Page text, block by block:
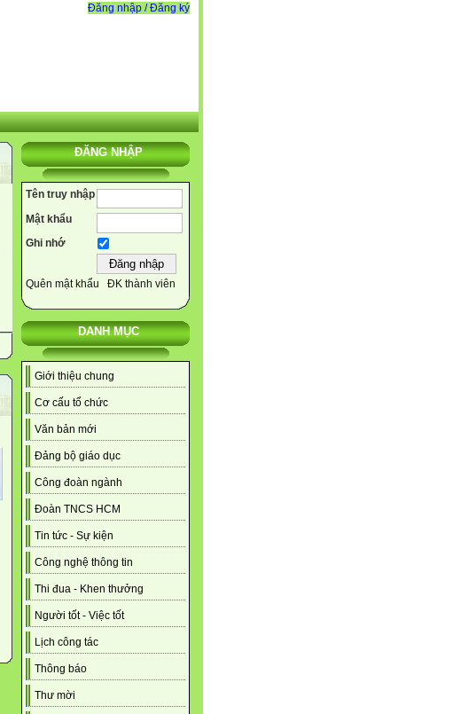
Đăng nhập / Đăng ký
ĐĂNG NHẬP
Tên truy nhập
Mật khẩu
Ghi nhớ
Quên mật khẩu ĐK thành viên
DANH MỤC
Giới thiệu chung
Cơ cấu tổ chức
Văn bản mới
Đảng bộ giáo dục
Công đoàn ngành
Đoàn TNCS HCM
Tin tức - Sự kiện
Công nghệ thông tin
Thi đua - Khen thưởng
Người tốt - Việc tốt
Lịch công tác
Thông báo
Thư mời